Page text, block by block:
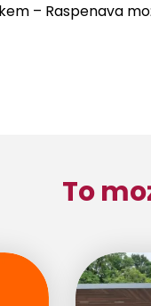
– Raspenava
To